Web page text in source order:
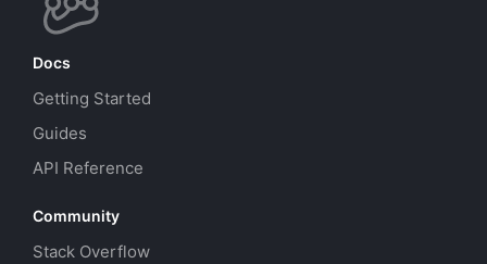
Docs
Getting Started
Guides
API Reference
Community
Stack Overflow